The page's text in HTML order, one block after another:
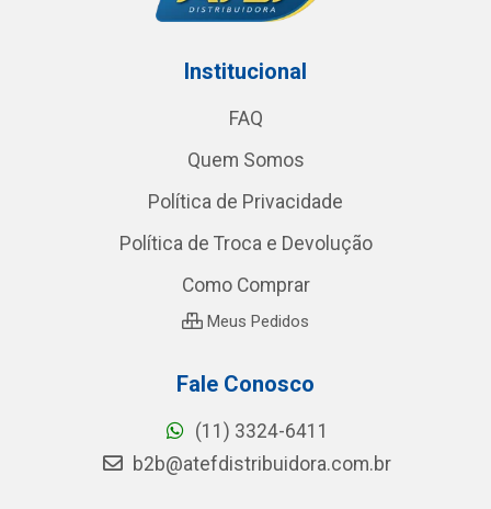
Institucional
FAQ
Quem Somos
Política de Privacidade
Política de Troca e Devolução
Como Comprar
Meus Pedidos
Fale Conosco
(11) 3324-6411
b2b@atefdistribuidora.com.br